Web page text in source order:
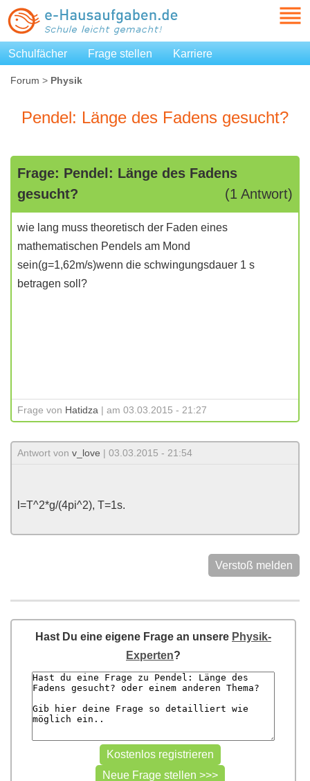
Schulfächer Frage stellen Karriere
Forum > Physik
Pendel: Länge des Fadens gesucht?
Frage: Pendel: Länge des Fadens
gesucht?
(1 Antwort)
wie lang muss theoretisch der Faden eines
mathematischen Pendels am Mond
sein(g=1,62m/s)wenn die schwingungsdauer 1 s
betragen soll?
Frage von Hatidza | am 03.03.2015 - 21:27
Antwort von v_love | 03.03.2015 - 21:54
l=T^2*g/(4pi^2), T=1s.
Verstoß melden
Hast Du eine eigene Frage an unsere Physik-
Experten?